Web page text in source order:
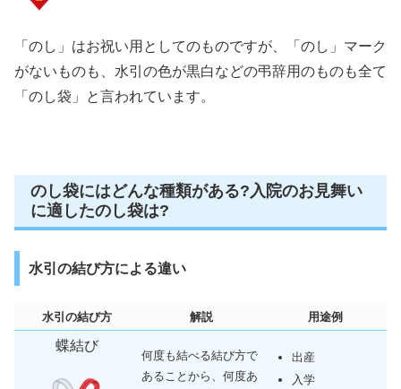
「のし」はお祝い用としてのものですが、「のし」マーク
がないものも、水引の色が黒白などの弔辞用のものも全て
「のし袋」と言われています。
のし袋にはどんな種類がある?入院のお見舞い
に適したのし袋は?
水引の結び方による違い
水引の結び方 解説 用途例
蝶結び
何度も結べる結び方で
あることから、何度あ
出産
入学